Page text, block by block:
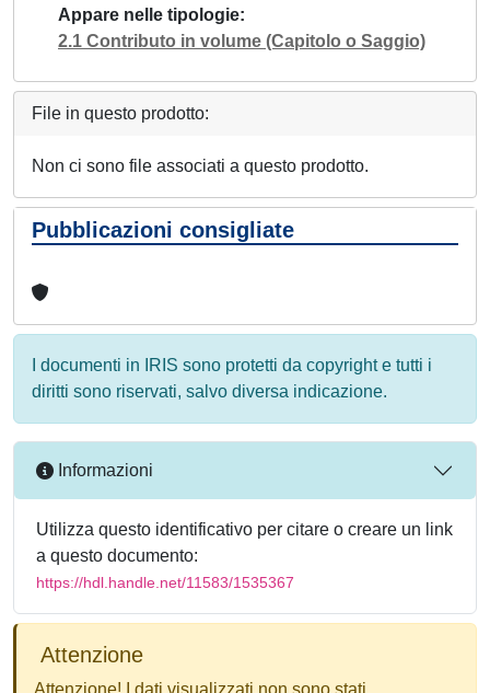
Appare nelle tipologie
2.1 Contributo in volume (Capitolo o Saggio)
File in questo prodotto:
Non ci sono file associati a questo prodotto.
Pubblicazioni consigliate
I documenti in IRIS sono protetti da copyright e tutti i
diritti sono riservati, salvo diversa indicazione.
Informazioni
Utilizza questo identificativo per citare o creare un link
a questo documento:
https://hdl.handle.net/11583/1535367
Attenzione
Attenzione! I dati visualizzati non sono stati